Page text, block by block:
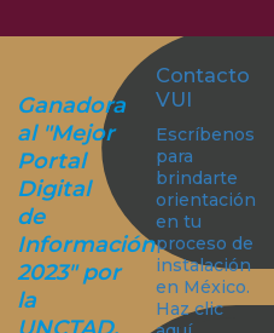
Ganadora
al "Mejor
Portal
Digital
de
Información
2023" por
la
Contacto
VUI
Escríbenos
para
brindarte
orientación
en tu
proceso de
instalación
en México.
Haz clic